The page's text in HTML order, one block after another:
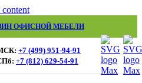
ОФИСНОЙ МЕБЕЛИ
+7 (499) 951-94-91
+7 (812) 629-54-91